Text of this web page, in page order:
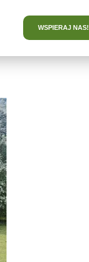
WSPIERAJ NAS!